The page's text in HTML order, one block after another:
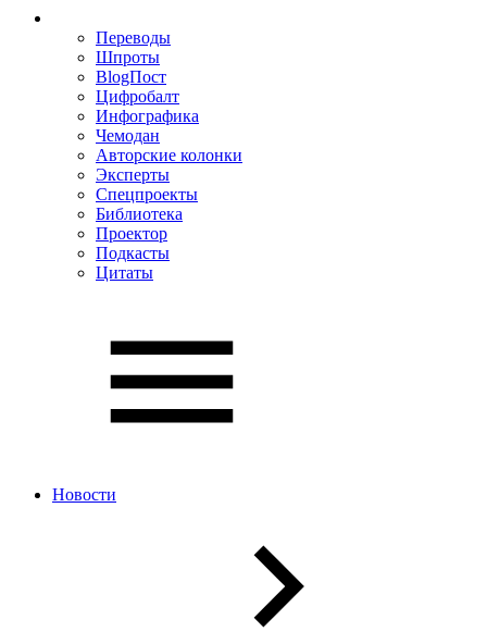
Переводы
Шпроты
BlogПост
Цифробалт
Инфографика
Чемодан
Авторские колонки
Эксперты
Спецпроекты
Библиотека
Проектор
Подкасты
Цитаты
Новости